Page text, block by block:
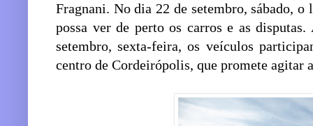
Fragnani. No dia 22 de setembro, sábado,
possa ver de perto os carros e as
setembro, sexta-feira, os veículos
centro de Cordeirópolis, que promete agitar